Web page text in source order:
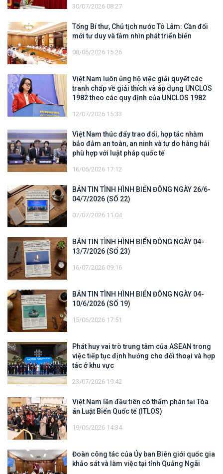
30/07/2026 08:27
Tổng Bí thư, Chủ tịch nước Tô Lâm: Cần đổi
mới tư duy và tầm nhìn phát triển biển
08/06/2026 15:26
Việt Nam luôn ủng hộ việc giải quyết các
tranh chấp về giải thích và áp dụng UNCLOS
1982 theo các quy định của UNCLOS 1982
12/07/2026 15:33
Việt Nam thúc đẩy trao đổi, hợp tác nhằm
bảo đảm an toàn, an ninh và tự do hàng hải
phù hợp với luật pháp quốc tế
16/06/2026 17:12
BẢN TIN TÌNH HÌNH BIỂN ĐÔNG NGÀY 26/6-
04/7/2026 (SỐ 22)
07/07/2026 11:04
BẢN TIN TÌNH HÌNH BIỂN ĐÔNG NGÀY 04-
13/7/2026 (SỐ 23)
16/07/2026 09:16
BẢN TIN TÌNH HÌNH BIỂN ĐÔNG NGÀY 04-
10/6/2026 (SỐ 19)
15/06/2026 17:51
Phát huy vai trò trung tâm của ASEAN trong
việc tiếp tục định hướng cho đối thoại và hợp
tác ở khu vực
23/07/2026 19:42
Việt Nam lần đầu tiên có thẩm phán tại Tòa
án Luật Biển Quốc tế (ITLOS)
19/06/2026 14:34
Đoàn công tác của Ủy ban Biên giới quốc gia
khảo sát và làm việc tại tỉnh Quảng Ngãi